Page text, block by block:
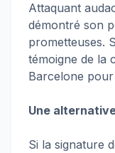
Attaquant
démontré son
prometteuses.
témoigne de la
Barcelone
Une
Si la signature